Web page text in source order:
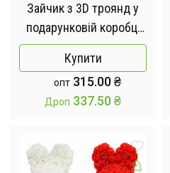
Зайчик з 3D троянд у
подарунковій коробці
KR-21 17/17/25см
Червоний
Купити
опт 315.00₴
Дроп 337.50₴